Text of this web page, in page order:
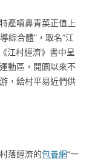
產噴鼻青菜正值上
綜合體”，取名“江
江村經濟》書中呈
動區，開園以來不
，給村平易近們供
落經濟的包養網“一